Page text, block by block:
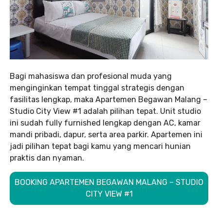
Bagi mahasiswa dan profesional muda yang
menginginkan tempat tinggal strategis dengan
fasilitas lengkap, maka Apartemen Begawan Malang –
Studio City View #1 adalah pilihan tepat. Unit studio
ini sudah fully furnished lengkap dengan AC, kamar
mandi pribadi, dapur, serta area parkir. Apartemen ini
jadi pilihan tepat bagi kamu yang mencari hunian
praktis dan nyaman.
BOOKING APARTEMEN BEGAWAN MALANG – STUDIO
CITY VIEW #1